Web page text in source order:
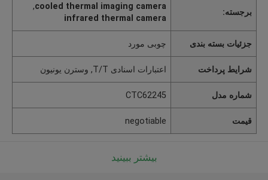
برجسته:
cooled thermal imaging camera
,
infrared thermal camera
جزئیات بسته بندی چوبی مورد
شرایط پرداخت اعتبارات اسنادی T/T, وسترن یونیون
شماره مدل CTC62245
قیمت negotiable
بیشتر ببینید